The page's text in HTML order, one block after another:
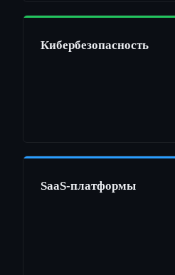
Кибербезопасность
SaaS-платформы